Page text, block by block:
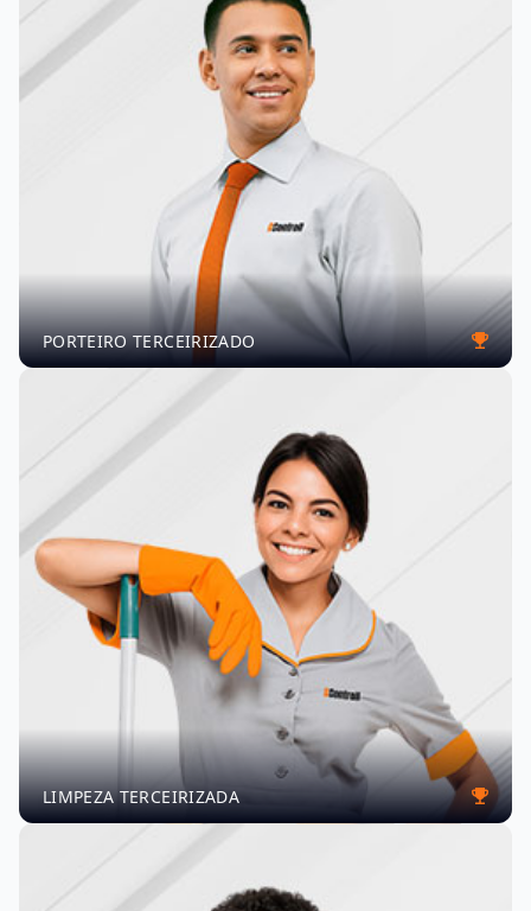
PORTEIRO TERCEIRIZADO
LIMPEZA TERCEIRIZADA